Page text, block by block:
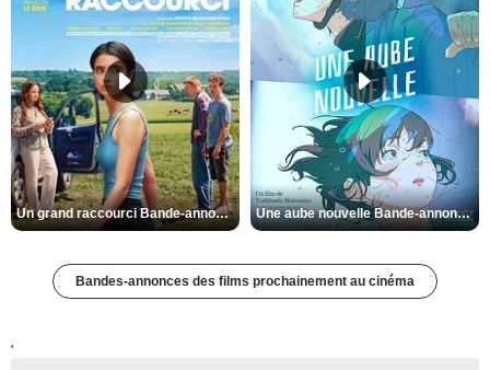
Un grand raccourci Bande-annonce VF Une aube nouvelle Bande-annonce VO STFR
Bandes-annonces des films prochainement au cinéma
'